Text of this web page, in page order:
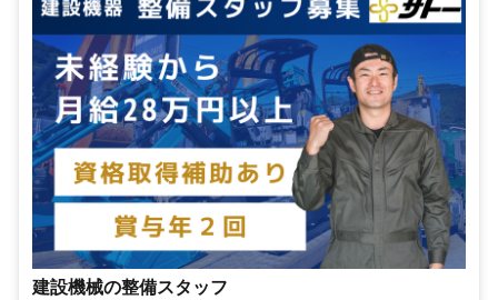
建設機械の整備スタッフ